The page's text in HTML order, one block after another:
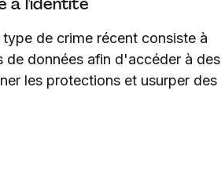
de crime récent consiste à
de données afin d'accéder à des
les protections et usurper des